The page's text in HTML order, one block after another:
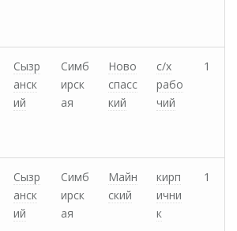
Сызр
анск
ий
Симб
ирск
ая
Ново
спасс
кий
с/х
рабо
чий
1
Сызр
анск
ий
Симб
ирск
ая
Майн
ский
кирп
ични
к
1